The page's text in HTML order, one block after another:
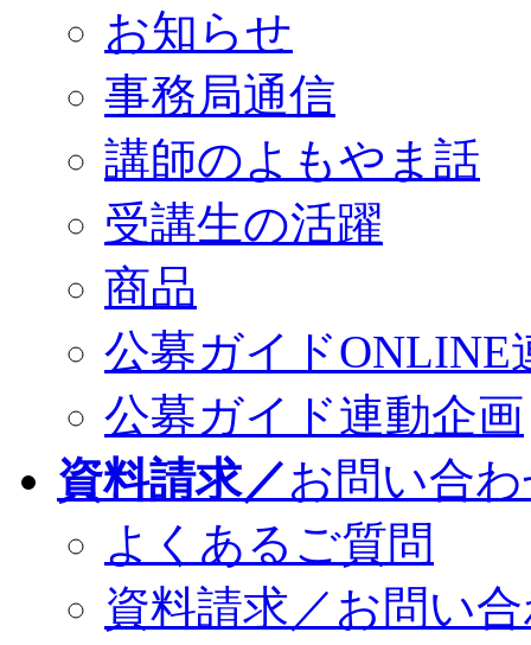
お知らせ
事務局通信
講師のよもやま話
受講生の活躍
商品
公募ガイドONLINE
公募ガイド連動企画
資料請求／お問い合
よくあるご質問
資料請求／お問い